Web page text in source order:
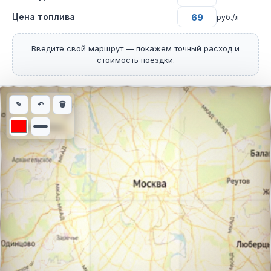
Цена топлива руб./л
Введите свой маршрут — покажем точный расход и
стоимость поездки.
Интерактивная карта автомобильного маршрута из города
✎ ↶ 🗑